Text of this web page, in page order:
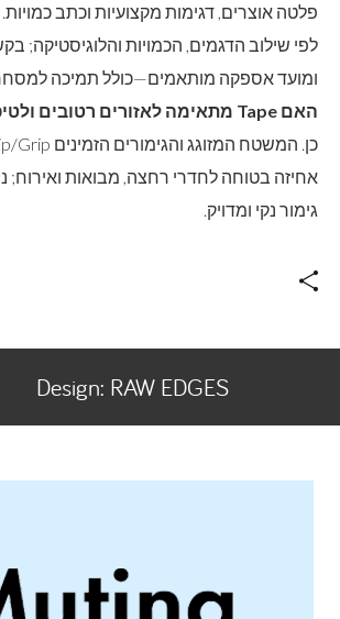
פלטה אוצרים, דגימות מקצועיות וכתב
לפי שילוב הדגמים, הכמויות והלוגיסטיקה;
ומועד אספקה מותאמים—כולל תמיכה למסחר
האם Tape מתאימה לאזורים רטובים ולטיפול יומיומי?
אחיזה בטוחה לחדרי רחצה, מבואות ואירוח;
גימור נקי ומדויק.
Design: RAW EDGES